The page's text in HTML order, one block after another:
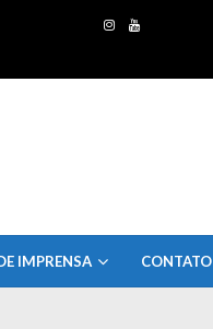
IMPRENSA CONTATO